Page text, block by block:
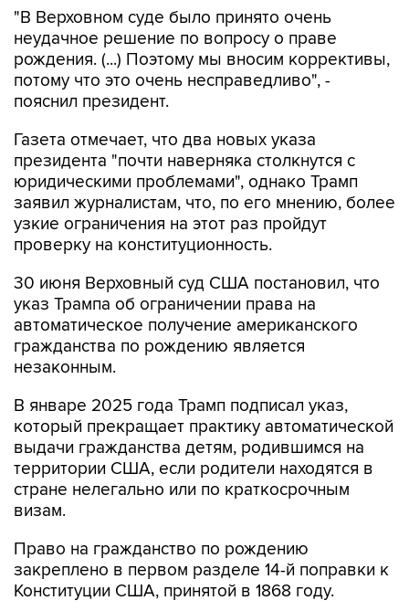
рождения. (...) Поэтому мы вносим коррективы,
потому что это очень несправедливо", -
пояснил президент.
Газета отмечает, что два новых указа
юридическими проблемами", однако Трамп
заявил журналистам, что, по его мнению, более
узкие ограничения на этот раз пройдут
проверку на конституционность.
30 июня Верховный суд США постановил, что
автоматическое получение американского
гражданства по рождению является
незаконным.
В январе 2025 года Трамп подписал указ,
выдачи гражданства детям, родившимся на
территории США, если родители находятся в
стране нелегально или по краткосрочным
визам.
Право на гражданство по рождению
Конституции США, принятой в 1868 году.
США Дональд Трамп указ родильный туризм